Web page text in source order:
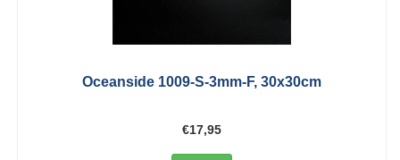
Oceanside 1009-S-3mm-F, 30x30cm
€17,95